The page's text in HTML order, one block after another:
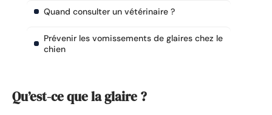
Quand consulter un vétérinaire ?
Prévenir les vomissements de glaires chez le
chien
Qu’est-ce que la glaire ?